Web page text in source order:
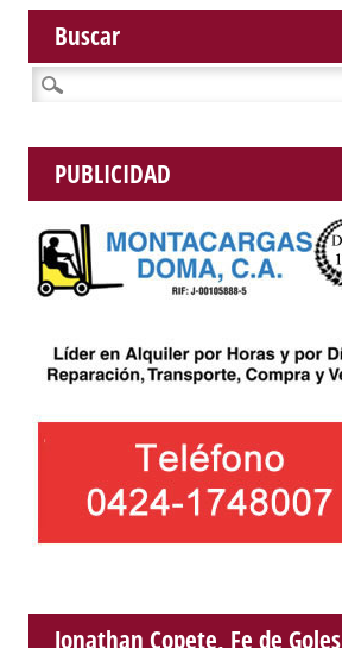
Buscar
Buscar:
PUBLICIDAD
Jonathan Copete, Fe de Goles